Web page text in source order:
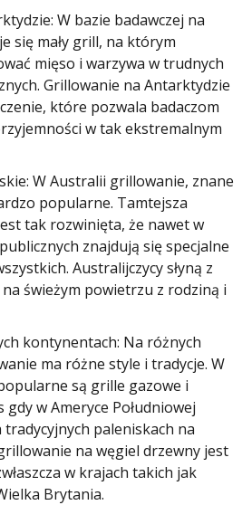
W bazie badawczej na
się mały grill, na którym
mięso i warzywa w trudnych
Grillowanie na Antarktydzie
które pozwala badaczom
w tak ekstremalnym
W Australii grillowanie, znane
popularne. Tamtejsza
tak rozwinięta, że nawet w
znajdują się specjalne
Australijczycy słyną z
świeżym powietrzu z rodziną i
kontynentach: Na różnych
ma różne style i tradycje. W
są grille gazowe i
w Ameryce Południowej
paleniskach na
na węgiel drzewny jest
w krajach takich jak
Brytania.